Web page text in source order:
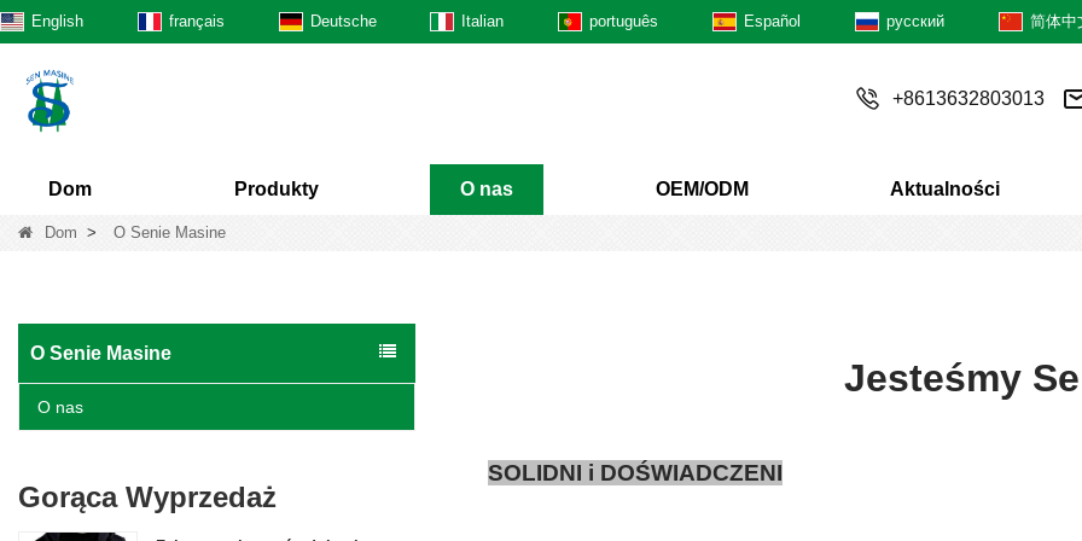
English français Deutsche Italian português Español русский 简体中
+8613632803013
Dom Produkty O nas OEM/ODM Aktualności
Dom > O Senie Masine
O Senie Masine
O nas
Gorąca Wyprzedaż
Jesteśmy
SOLIDNI i DOŚWIADCZENI